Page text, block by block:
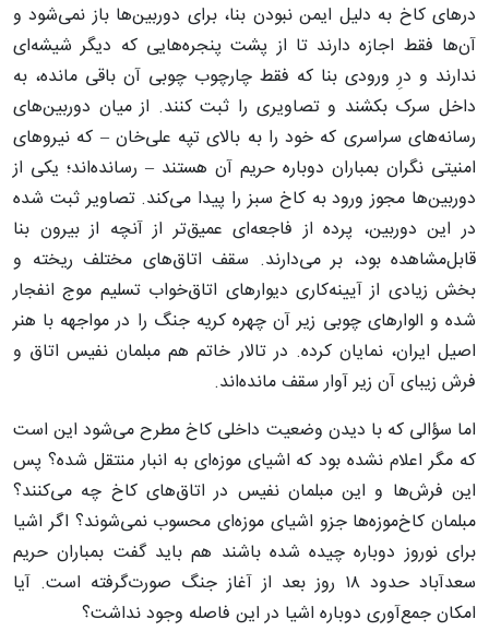
درهای کاخ به دلیل ایمن نبودن بنا، برای دوربین‌ها باز نمی‌شود و
آن‌ها فقط اجازه دارند تا از پشت پنجره‌هایی که دیگر شیشه‌ای
ندارند و درِ ورودی بنا که فقط چارچوب چوبی آن باقی مانده، به
داخل سرک بکشند و تصاویری را ثبت کنند. از میان دوربین‌های
رسانه‌های سراسری که خود را به بالای تپه علی‌خان – که نیروهای
امنیتی نگران بمباران دوباره حریم آن هستند – رسانده‌اند؛ یکی از
دوربین‌ها مجوز ورود به کاخ سبز را پیدا می‌کند. تصاویر ثبت شده
در این دوربین، پرده از فاجعه‌ای عمیق‌تر از آنچه از بیرون بنا
قابل‌مشاهده بود، بر می‌دارند. سقف اتاق‌های مختلف ریخته و
بخش زیادی از آیینه‌کاری دیوارهای اتاق‌خواب تسلیم موج انفجار
شده و الوارهای چوبی زیر آن چهره کریه جنگ را در مواجهه با هنر
اصیل ایران، نمایان کرده. در تالار خاتم هم مبلمان نفیس اتاق و
فرش زیبای آن زیر آوار سقف مانده‌اند.
اما سؤالی که با دیدن وضعیت داخلی کاخ مطرح می‌شود این است
که مگر اعلام نشده بود که اشیای موزه‌ای به انبار منتقل شده؟ پس
این فرش‌ها و این مبلمان نفیس در اتاق‌های کاخ چه می‌کنند؟
مبلمان کاخ‌موزه‌ها جزو اشیای موزه‌ای محسوب نمی‌شوند؟ اگر اشیا
برای نوروز دوباره چیده شده باشند هم باید گفت بمباران حریم
سعدآباد حدود ۱۸ روز بعد از آغاز جنگ صورت‌گرفته است. آیا
امکان جمع‌آوری دوباره اشیا در این فاصله وجود نداشت؟